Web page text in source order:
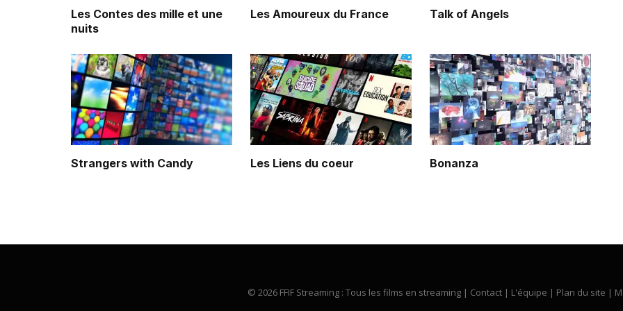
Les Contes des mille et une
nuits
Les Amoureux du France Talk of Angels
Strangers with Candy Les Liens du coeur Bonanza
© 2026 FFIF Streaming : Tous les films en streaming | Contact | L'équipe | Plan du site |